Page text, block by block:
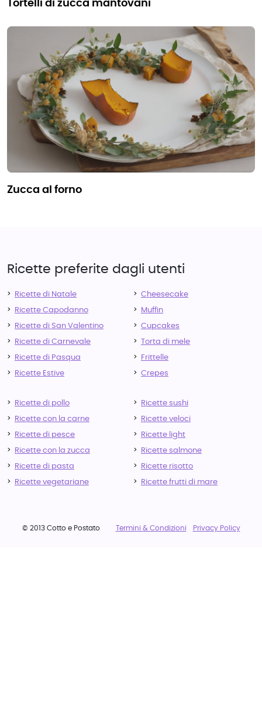
tortelli di zucca mantovani
zucca al forno
Ricette preferite dagli utenti
Ricette di Natale
Ricette Capodanno
Ricette di San Valentino
Ricette di Carnevale
Ricette di Pasqua
Ricette Estive
Cheesecake
Muffin
Cupcakes
Torta di mele
Frittelle
Crepes
Ricette di pollo
Ricette con la carne
Ricette di pesce
Ricette con la zucca
Ricette di pasta
Ricette vegetariane
Ricette sushi
Ricette veloci
Ricette light
Ricette salmone
Ricette risotto
Ricette frutti di mare
© 2013 Cotto e Postato Termini & Condizioni Privacy Policy